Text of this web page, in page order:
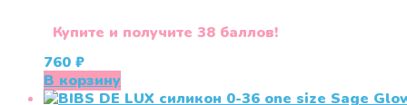
Купите и получите 38 баллов!
760 ₽
В корзину